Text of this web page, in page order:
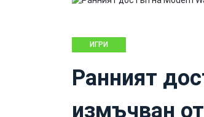
ИГРИ
Ранният
измъчван